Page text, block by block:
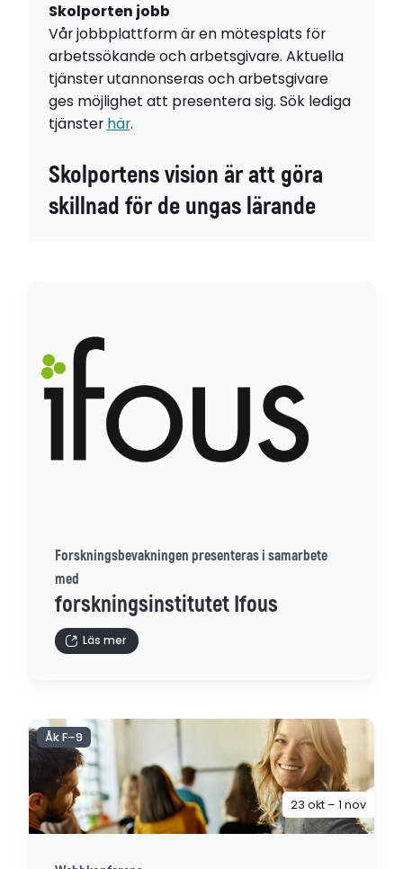
Skolporten jobb
Vår jobbplattform är en mötesplats för
arbetssökande och arbetsgivare. Aktuella
tjänster utannonseras och arbetsgivare
ges möjlighet att presentera sig. Sök lediga
tjänster här.
Skolportens vision är att göra
skillnad för de ungas lärande
Forskningsbevakningen presenteras i samarbete
med
forskningsinstitutet Ifous
Läs mer
Åk F–9
23 okt – 1 nov